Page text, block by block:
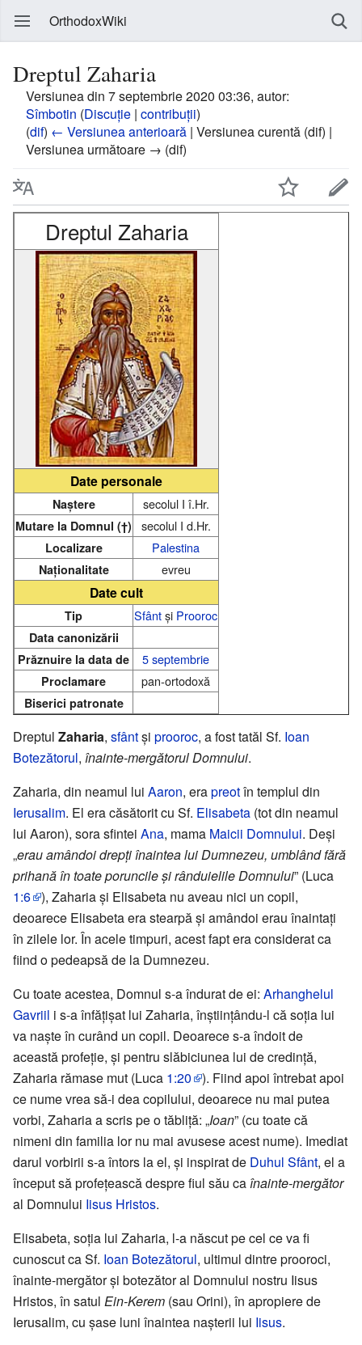
OrthodoxWiki
Dreptul Zaharia
Versiunea din 7 septembrie 2020 03:36, autor:
Sîmbotin (Discuție | contribuții)
(dif) ← Versiunea anterioară | Versiunea curentă (dif) |
Versiunea următoare → (dif)
Dreptul Zaharia
Date personale
Naștere secolul I î.Hr.
Mutare la Domnul (†) secolul I d.Hr.
Localizare Palestina
Naționalitate evreu
Date cult
Tip Sfântși Prooroc
Data canonizării
Prăznuire la data de
5 septembrie
Proclamare pan-ortodoxă
Biserici patronate
Dreptul Zaharia, sfântși prooroc, a fost tatăl Sf. Ioan
Botezătorul, înainte-mergătorul Domnului.
Zaharia, din neamul lui Aaron, erapreotîn templul din
Ierusalim. El era căsătorit cu Sf. Elisabeta (tot din neamul
lui Aaron), sora sfintei Ana, mama Maicii Domnului. Deși
„erau amândoi drepți înaintea lui Dumnezeu, umblând fără
prihană în toate poruncile și rânduielile Domnului” (Luca
1:6 ), Zaharia și Elisabeta nu aveau nici un copil,
deoarece Elisabeta era stearpă și amândoi erau înaintați
în zilele lor. În acele timpuri, acest fapt era considerat ca
fiind o pedeapsă de la Dumnezeu.
Cu toate acestea, Domnul s-a îndurat de ei: Arhanghelul
Gavriil i s-a înfățișat lui Zaharia, înștiințându-l că soția lui
va naște în curând un copil. Deoarece s-a îndoit de
această profeție, și pentru slăbiciunea lui de credință,
Zaharia rămase mut (Luca 1:20
). Fiind apoi întrebat apoi
ce nume vrea să-i dea copilului, deoarece nu mai putea
vorbi, Zaharia a scris pe o tăbliță: „Ioan” (cu toate că
nimeni din familia lor nu mai avusese acest nume). Imediat
darul vorbirii s-a întors la el, și inspirat de Duhul Sfânt, el a
început să profețească despre fiul său caînainte-mergător
al Domnului Iisus Hristos.
Elisabeta, soția lui Zaharia, l-a născut pe cel ce va fi
cunoscut ca Sf. Ioan Botezătorul, ultimul dintre prooroci,
înainte-mergător și botezător al Domnului nostru Iisus
Hristos, în satul Ein-Kerem (sau Orini), în apropiere de
Ierusalim, cu șase luni înaintea nașterii lui Iisus.